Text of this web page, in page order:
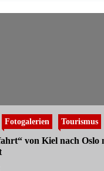
Fotogalerien Tourismus
von Kiel nach Oslo